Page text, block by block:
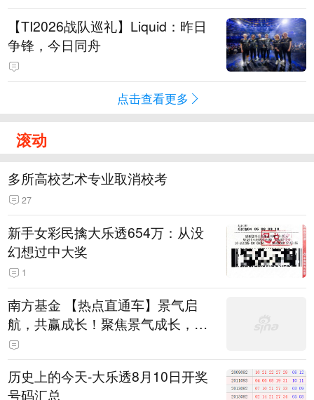
【TI2026战队巡礼】Liquid：昨日
争锋，今日同舟
点击查看更多
滚动
多所高校艺术专业取消校考
27
新手女彩民擒大乐透654万：从没
幻想过中大奖
1
南方基金 【热点直通车】景气启
航，共赢成长！聚焦景气成长，AI
+机器人力争超额！
历史上的今天-大乐透8月10日开奖
号码汇总